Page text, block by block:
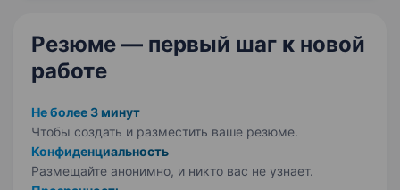
Резюме — первый шаг к новой
работе
Не более 3 минут
Чтобы создать и разместить ваше резюме.
Конфиденциальность
Размещайте анонимно, и никто вас не узнает.